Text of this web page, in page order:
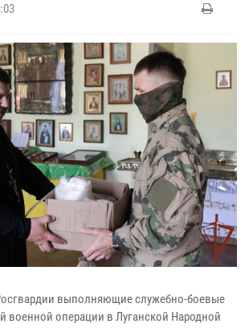
выполняющие служебно-боевые
военной операции в Луганской Народной